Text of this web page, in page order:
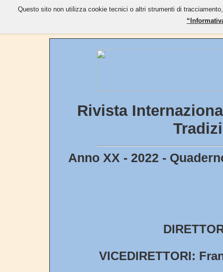
Rivista
Anno XX - 2022 -
VICEDIRETTORI:
Questo sito non utilizza cookie tecnici o altri strumenti di